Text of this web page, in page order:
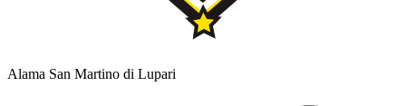
Alama San Martino di Lupari